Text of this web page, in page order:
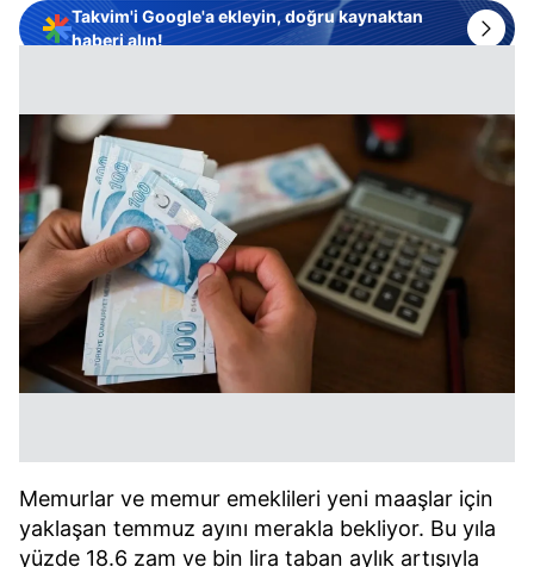
Takvim'i Google'a ekleyin, doğru kaynaktan
haberi alın!
Memurlar ve memur emeklileri yeni maaşlar için
yaklaşan temmuz ayını merakla bekliyor. Bu yıla
yüzde 18.6 zam ve bin lira taban aylık artışıyla